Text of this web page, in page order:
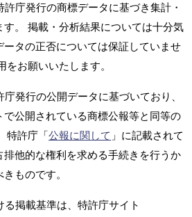
庁発行の商標データに基づき集計・
。 掲載・分析結果については十分気
ータの正否については保証していませ
お願いいたします。
発行の公開データに基づいており、
公開されている商標公報等と同等の
特許庁「公報に関して 」に記載されて
他的な権利を求める手続きを行うか
ものです。
掲載基準は、特許庁サイト